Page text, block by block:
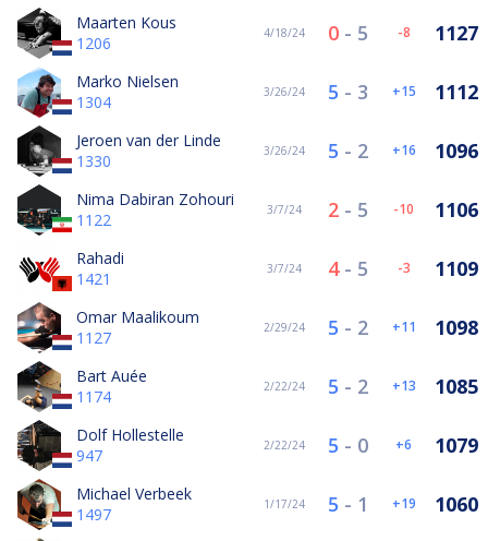
Maarten Kous
1206
4/18/24 0 - 5 -8 1127
Marko Nielsen
1304
3/26/24 5 - 3 15 1112
Jeroen van der Linde
1330
3/26/24 5 - 2 16 1096
Nima Dabiran Zohouri
1122
3/7/24 2 - 5 -10 1106
Rahadi
1421
3/7/24 4- 5 -3 1109
Omar Maalikoum
1127
2/29/24 5 - 2 11 1098
Bart Auée
1174
2/22/24 5 - 2 13 1085
Dolf Hollestelle
947
2/22/24 5 - 0 6 1079
Michael Verbeek
1497
1/17/24 5 - 1 19 1060